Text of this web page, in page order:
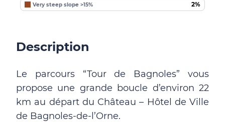
Very steep slope >15% 2%
Description
Le parcours “Tour de Bagnoles” vous
propose une grande boucle d’environ 22
km au départ du Château – Hôtel de Ville
de Bagnoles-de-l’Orne.